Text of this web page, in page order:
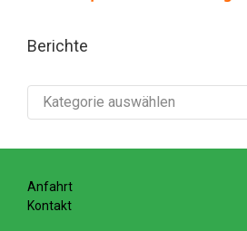
Berichte
Berichte
Anfahrt
Kontakt